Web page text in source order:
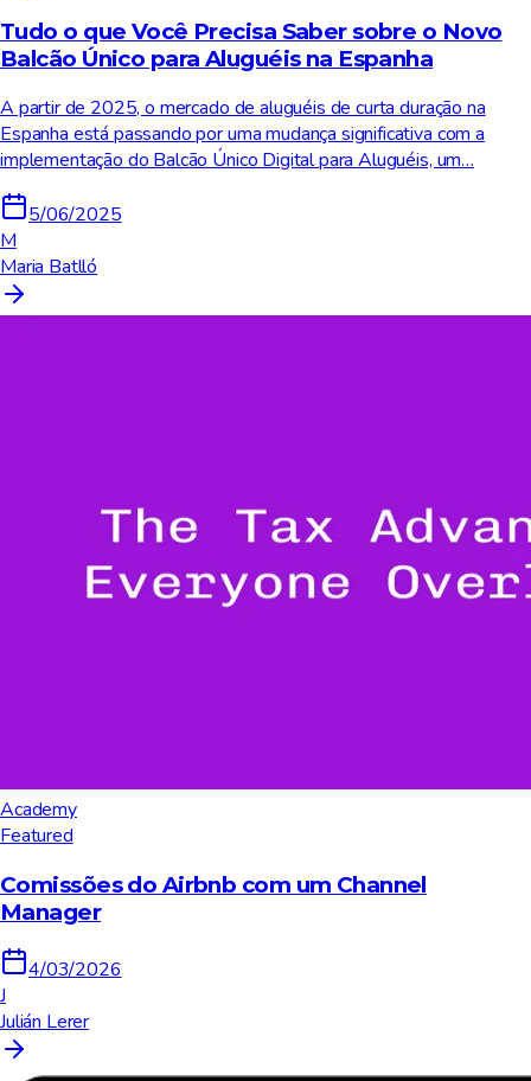
Tudo o que Você Precisa Saber sobre o Novo
Balcão Único para Aluguéis na Espanha
A partir de 2025, o mercado de aluguéis de curta duração na
Espanha está passando por uma mudança significativa com a
implementação do Balcão Único Digital para Aluguéis, um…
5/06/2025
M
Maria Batlló
Academy
Featured
Comissões do Airbnb com um Channel
Manager
4/03/2026
J
Julián Lerer